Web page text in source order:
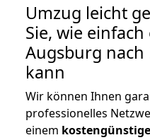
Umzug leicht
Sie, wie
Augsburg nach
kann
Wir können Ihnen
professionelles
einem